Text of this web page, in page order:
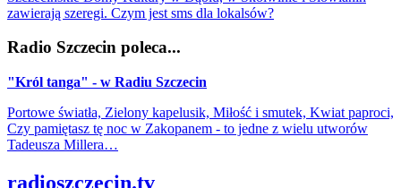
zawierają szeregi. Czym jest sms dla lokalsów?
Radio Szczecin poleca...
"Król tanga" - w Radiu Szczecin
Portowe światła, Zielony kapelusik, Miłość i smutek, Kwiat paproci,
Czy pamiętasz tę noc w Zakopanem - to jedne z wielu utworów
Tadeusza Millera…
radioszczecin.tv